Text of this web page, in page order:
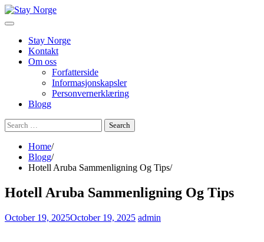
Skip
to
Stay Norge
Kontakt
Om oss
Forfatterside
Informasjonskapsler
Personvernerklæring
Blogg
Search
for:
Home
Blogg
Hotell Aruba Sammenligning Og Tips
Hotell Aruba Sammenligning Og Tips
October 19, 2025October 19, 2025 admin